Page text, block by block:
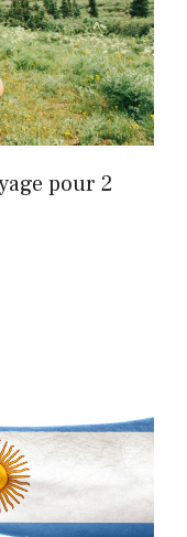
pour 2